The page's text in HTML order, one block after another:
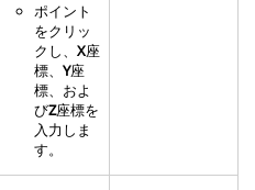
ポイント
をクリッ
クし、 X座
標、 Y座
標、およ
びZ座標を
入力しま
す。